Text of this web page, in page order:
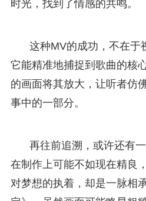
时光，找到了情感的共鸣。
这种MV的成功，不在于
它能精准地捕捉到歌曲的核
的画面将其放大，让听者仿
事中的一部分。
再往前追溯，或许还有
在制作上可能不如现在精良
对梦想的执着，却是一脉相